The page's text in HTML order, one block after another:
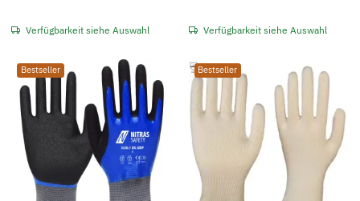
Verfügbarkeit siehe Auswahl Verfügbarkeit siehe Auswahl
Bestseller Bestseller